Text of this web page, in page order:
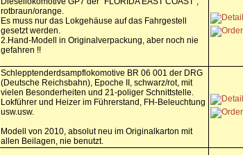
rotbraun/orange.
Es muss nur das Lokgehäuse auf das Fahrgestell
gesetzt werden.
2.Hand-Modell in Originalverpackung, aber noch nie
gefahren !!
Schlepptenderdsampflokomotive BR 06 001 der DRG
(Deutsche Reichsbahn), Epoche II, schwarz/rot, mit
vielen Besonderheiten und 21-poliger Schnittstelle.
Lokführer und Heizer im Führerstand, FH-Beleuchtung
usw.usw.
Modell von 2010, absolut neu im Originalkarton mit
allen Beilagen, nie benutzt.